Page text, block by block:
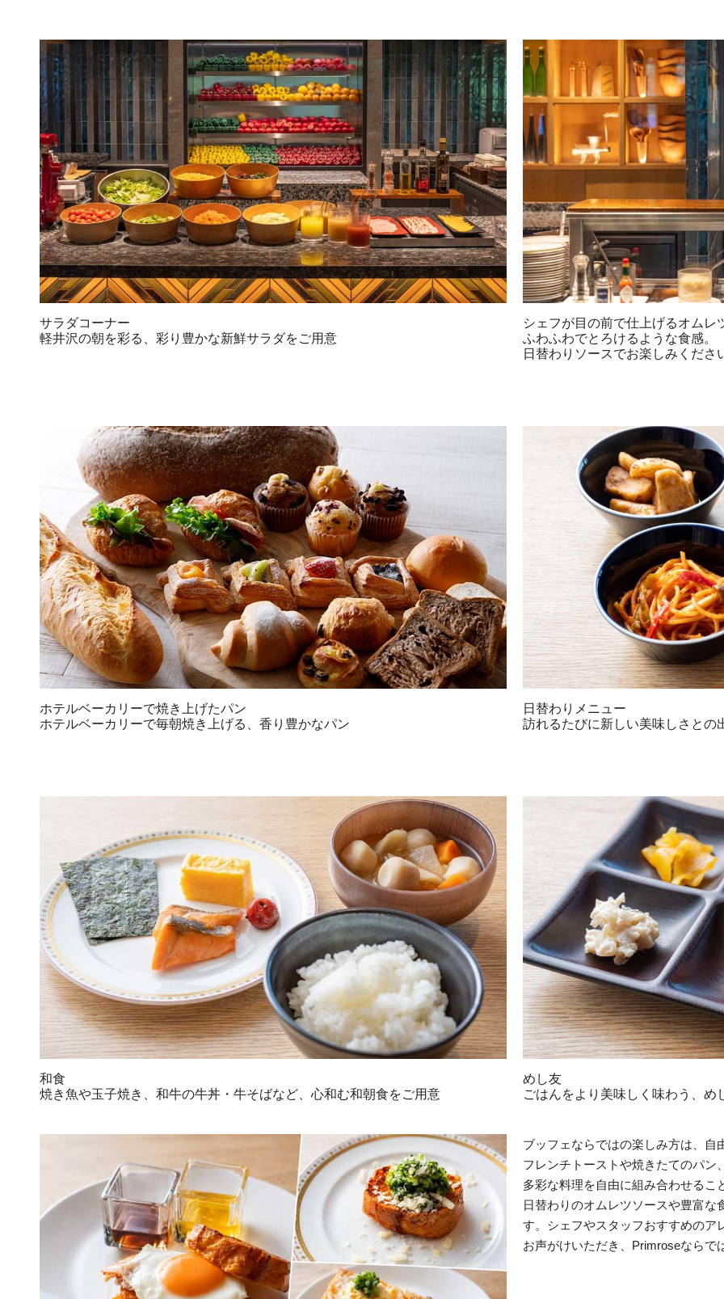
サラダコーナー
軽井沢の朝を彩る、彩り豊かな新鮮サラダをご用意
シェフが目の前で仕上げるオムレ
ふわふわでとろけるような食感。
日替わりソースでお楽しみくださ
ホテルベーカリーで焼き上げたパン
ホテルベーカリーで毎朝焼き上げる、香り豊かなパン
日替わりメニュー
訪れるたびに新しい美味しさとの
和食
焼き魚や玉子焼き、和牛の牛丼・牛そばなど、心和む和朝食をご用意
めし友
ごはんをより美味しく味わう、め
ブッフェならではの楽しみ方は、自
フレンチトーストや焼きたてのパン
多彩な料理を自由に組み合わせるこ
日替わりのオムレツソースや豊富
す。シェフやスタッフおすすめのア
お声がけいただき、Primroseならで